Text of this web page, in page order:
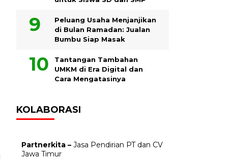
Peluang Usaha Menjanjikan
di Bulan Ramadan: Jualan
Bumbu Siap Masak
Tantangan Tambahan
UMKM di Era Digital dan
Cara Mengatasinya
KOLABORASI
Partnerkita – Jasa Pendirian PT dan CV
Jawa Timur